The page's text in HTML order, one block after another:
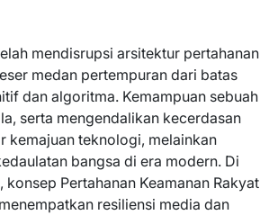
mendisrupsi arsitektur pertahanan
medan pertempuran dari batas
dan algoritma. Kemampuan sebuah
serta mengendalikan kecerdasan
kemajuan teknologi, melainkan
bangsa di era modern. Di
Pertahanan Keamanan Rakyat
resiliensi media dan